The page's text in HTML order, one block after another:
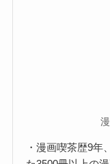
・漫画喫茶歴9年